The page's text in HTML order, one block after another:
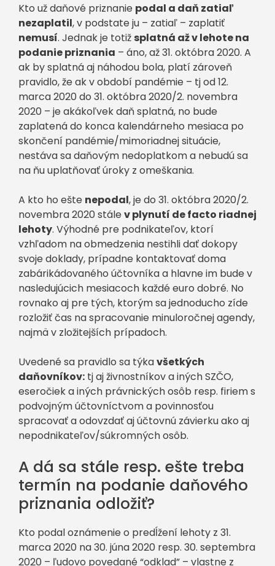
Kto už daňové priznanie podal a daň zatiaľ
nezaplatil, v podstate ju – zatiaľ – zaplatiť
nemusí. Jednak je totiž splatná až v lehote na
podanie priznania – áno, až 31. októbra 2020. A
ak by splatná aj náhodou bola, platí zároveň
pravidlo, že ak v období pandémie – tj od 12.
marca 2020 do 31. októbra 2020/2. novembra
2020 – je akákoľvek daň splatná, no bude
zaplatená do konca kalendárneho mesiaca po
skončení pandémie/mimoriadnej situácie,
nestáva sa daňovým nedoplatkom a nebudú sa
na ňu uplatňovať úroky z omeškania.
A kto ho ešte nepodal, je do 31. októbra 2020/2.
novembra 2020 stále v plynutí de facto riadnej
lehoty. Výhodné pre podnikateľov, ktorí
vzhľadom na obmedzenia nestihli dať dokopy
svoje doklady, prípadne kontaktovať doma
zabárikádovaného účtovníka a hlavne im bude v
nasledujúcich mesiacoch každé euro dobré. No
rovnako aj pre tých, ktorým sa jednoducho zíde
rozložiť čas na spracovanie minuloročnej agendy,
najmä v zložitejších prípadoch.
Uvedené sa pravidlo sa týkavšetkých
daňovníkov: tj aj živnostníkov a iných SZČO,
eseročiek a iných právnických osôb resp. firiem s
podvojným účtovníctvom a povinnosťou
spracovať a odovzdať aj účtovnú závierku ako aj
nepodnikateľov/súkromných osôb.
A dá sa stále resp. ešte treba
termín na podanie daňového
priznania odložiť?
Kto podal oznámenie o predĺžení lehoty z 31.
marca 2020 na 30. júna 2020 resp. 30. septembra
2020 – ľudovo povedané “odklad” – vlastne z